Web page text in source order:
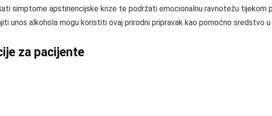
simptome apstinencijske krize te podržati emocionalnu ravnotežu tijekom
unos alkohola mogu koristiti ovaj prirodni pripravak kao pomoćno sredstvo u
za pacijente